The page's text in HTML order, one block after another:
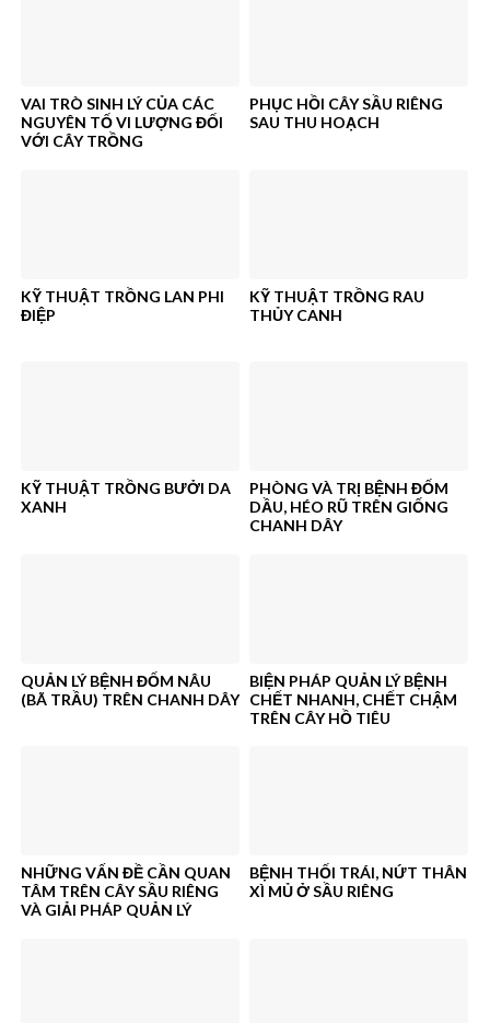
VAI TRÒ SINH LÝ CỦA CÁC
NGUYÊN TỐ VI LƯỢNG ĐỐI
VỚI CÂY TRỒNG
PHỤC HỒI CÂY SẦU RIÊNG
SAU THU HOẠCH
KỸ THUẬT TRỒNG LAN PHI
ĐIỆP
KỸ THUẬT TRỒNG RAU
THỦY CANH
KỸ THUẬT TRỒNG BƯỞI DA
XANH
PHÒNG VÀ TRỊ BỆNH ĐỐM
DẦU, HÉO RŨ TRÊN GIỐNG
CHANH DÂY
QUẢN LÝ BỆNH ĐỐM NÂU
(BÃ TRẦU) TRÊN CHANH DÂY
BIỆN PHÁP QUẢN LÝ BỆNH
CHẾT NHANH, CHẾT CHẬM
TRÊN CÂY HỒ TIÊU
NHỮNG VẤN ĐỀ CẦN QUAN
TÂM TRÊN CÂY SẦU RIÊNG
VÀ GIẢI PHÁP QUẢN LÝ
BỆNH THỐI TRÁI, NỨT THÂN
XÌ MỦ Ở SẦU RIÊNG